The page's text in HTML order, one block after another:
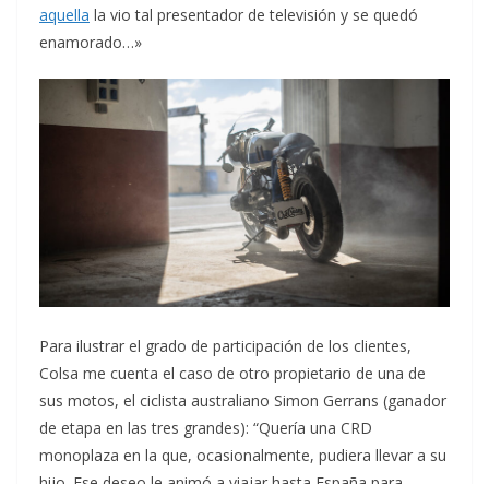
aquella la vio tal presentador de televisión y se quedó
enamorado…»
Para ilustrar el grado de participación de los clientes,
Colsa me cuenta el caso de otro propietario de una de
sus motos, el ciclista australiano Simon Gerrans (ganador
de etapa en las tres grandes): “Quería una CRD
monoplaza en la que, ocasionalmente, pudiera llevar a su